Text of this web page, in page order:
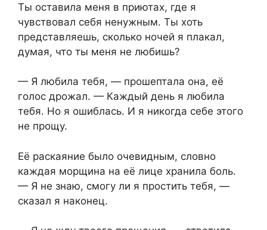
Ты оставила меня в приютах, где я
чувствовал себя ненужным. Ты хоть
представляешь, сколько ночей я плакал,
думая, что ты меня не любишь?
— Я любила тебя, — прошептала она, её
голос дрожал. — Каждый день я любила
тебя. Но я ошиблась. И я никогда себе этого
не прощу.
Её раскаяние было очевидным, словно
каждая морщина на её лице хранила боль.
— Я не знаю, смогу ли я простить тебя, —
сказал я наконец.